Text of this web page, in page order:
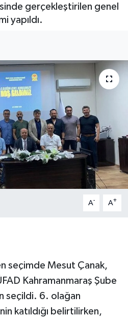
gerçekleştirilen genel
yapıldı.
A- A+
seçimde Mesut Çanak,
Kahramanmaraş Şube
seçildi. 6. olağan
katıldığı belirtilirken,